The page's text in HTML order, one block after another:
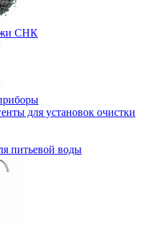
СНК
для установок очистки
питьевой воды